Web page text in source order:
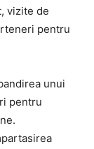
vizite de
pentru
unui
pentru